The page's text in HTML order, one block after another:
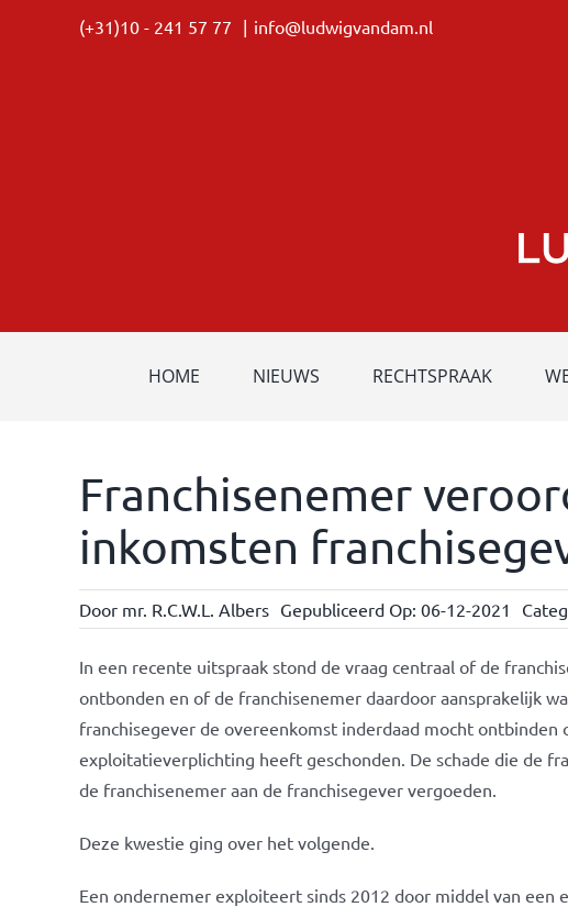
(+31)10 - 241 57 77 | info@ludwigvandam.nl
HOME NIEUWS RECHTSPRAAK
Franchisenemer
inkomsten
Door mr. R.C.W.L. Albers Gepubliceerd Op: 06-12-2021
In een recente uitspraak stond de vraag centraal of de
ontbonden en of de franchisenemer daardoor aansprakelijk
franchisegever de overeenkomst inderdaad mocht ontbinden
exploitatieverplichting heeft geschonden. De schade die de
de franchisenemer aan de franchisegever vergoeden.
Deze kwestie ging over het volgende.
Een ondernemer exploiteert sinds 2012 door middel van een